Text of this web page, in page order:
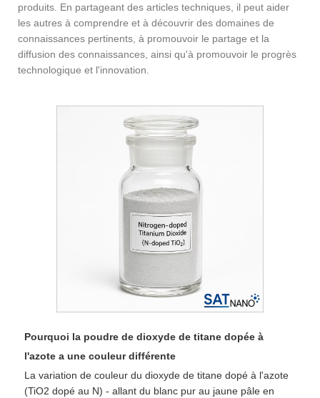
produits. En partageant des articles techniques, il peut aider
les autres à comprendre et à découvrir des domaines de
connaissances pertinents, à promouvoir le partage et la
diffusion des connaissances, ainsi qu'à promouvoir le progrès
technologique et l'innovation.
Pourquoi la poudre de dioxyde de titane dopée à
l'azote a une couleur différente
La variation de couleur du dioxyde de titane dopé à l'azote
(TiO2 dopé au N) - allant du blanc pur au jaune pâle en